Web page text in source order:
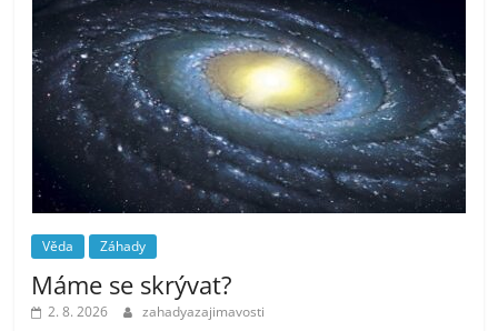
Věda Záhady
Máme se skrývat?
2. 8. 2026 zahadyazajimavosti